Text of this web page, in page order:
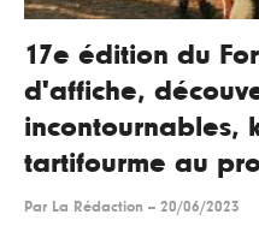
17e édition du
d'affiche,
incontournables,
tartifourme au
Par La Rédaction -- 20/06/2023